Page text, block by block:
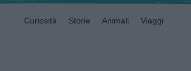
Curiosità Storie Animali Viaggi